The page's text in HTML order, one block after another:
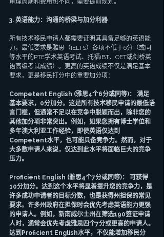
审理周期和费用也不同，需要提前规划。
3. 英语能力：沟通的桥梁与加分利器
所有技术移民申请人都需要证明其具备足够的英语能
力。最低要求是雅思（IELTS）各项不低于6分（或同
等水平的PTE学术英语考试、托福iBT、OET或剑桥英
语高级考试成绩）。更高的英语成绩不仅是满足基本
要求，更是移民打分中的重要加分项：
Competent English (雅思4个6分或同等)： 满足
基本要求，0分加分。这是所有技术移民申请的最低语
言门槛，但通常不足以在竞争中脱颖而出，除非您的
其他加分项非常突出。例如，如果您拥有博士学位和
多年澳大利亚工作经验，即使英语仅达到
Competent水平，也可能具备竞争力。然而，对于
大多数申请人来说，仅达到此水平将面临巨大的竞争
压力。
Proficient English (雅思4个7分或同等)： 可获得
10分加分。达到这个水平将显着提升您的竞争力，是
许多成功申请者的目标分数，也是获得州担保的常见
要求。许多州政府在担保时会优先考虑英语能力更强
的申请人。例如，新南威尔士州在筛选190签证申请
人时，通常会优先考虑雅思四个7分或更高的申请人。
达到Proficient English水平，不仅能增加移民分